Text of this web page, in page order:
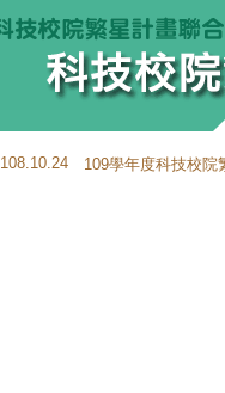
108.10.24 109學年度科技校院